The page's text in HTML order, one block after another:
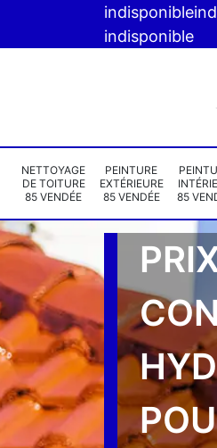
indisponible
indisponible
NETTOYAGE
DE TOITURE
85 VENDÉE
PEINTURE
EXTÉRIEURE
85 VENDÉE
85